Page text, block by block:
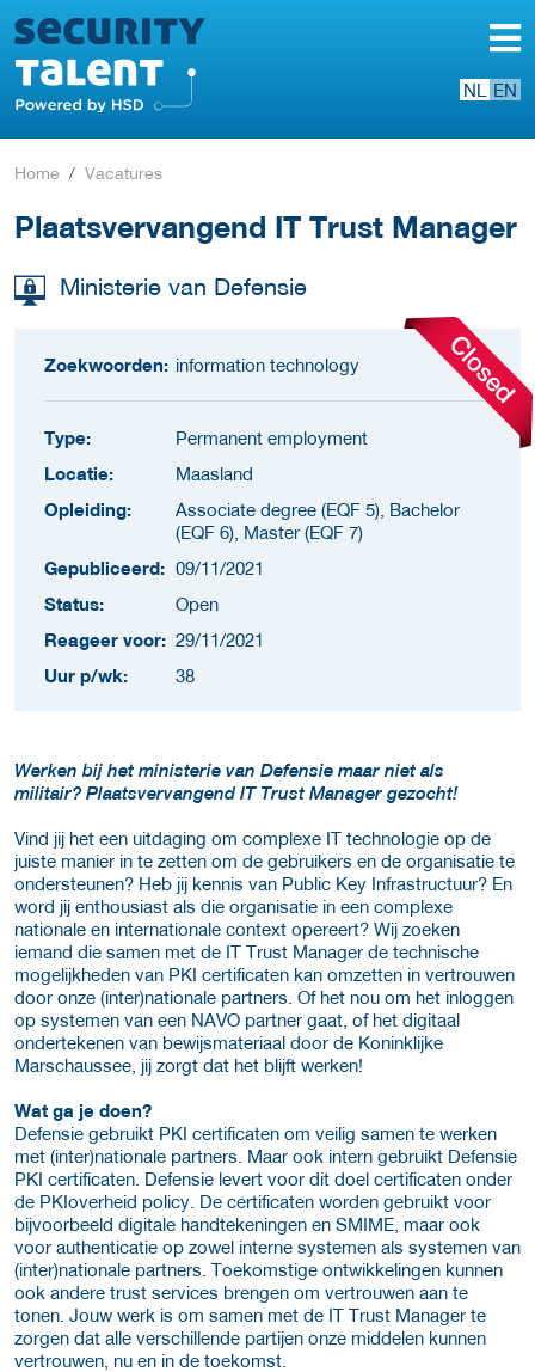
NL EN
Home Vacatures
Plaatsvervangend IT Trust Manager
Ministerie van Defensie
Zoekwoorden: information technology
Type:
Permanent employment
Locatie:
Maasland
Opleiding:
Associate degree (EQF 5), Bachelor
(EQF 6), Master (EQF 7)
Gepubliceerd: 09/11/2021
Status:
Open
Reageer voor: 29/11/2021
Uur p/wk:
38
Werken bij het ministerie van Defensie maar niet als
militair? Plaatsvervangend IT Trust Manager gezocht!
Vind jij het een uitdaging om complexe IT technologie op de
juiste manier in te zetten om de gebruikers en de organisatie te
ondersteunen? Heb jij kennis van Public Key Infrastructuur? En
word jij enthousiast als die organisatie in een complexe
nationale en internationale context opereert? Wij zoeken
iemand die samen met de IT Trust Manager de technische
mogelijkheden van PKI certificaten kan omzetten in vertrouwen
door onze (inter)nationale partners. Of het nou om het inloggen
op systemen van een NAVO partner gaat, of het digitaal
ondertekenen van bewijsmateriaal door de Koninklijke
Marschaussee, jij zorgt dat het blijft werken!
Wat ga je doen?
Defensie gebruikt PKI certificaten om veilig samen te werken
met (inter)nationale partners. Maar ook intern gebruikt Defensie
PKI certificaten. Defensie levert voor dit doel certificaten onder
de PKIoverheid policy. De certificaten worden gebruikt voor
bijvoorbeeld digitale handtekeningen en SMIME, maar ook
voor authenticatie op zowel interne systemen als systemen van
(inter)nationale partners. Toekomstige ontwikkelingen kunnen
ook andere trust services brengen om vertrouwen aan te
tonen. Jouw werk is om samen met de IT Trust Manager te
zorgen dat alle verschillende partijen onze middelen kunnen
vertrouwen, nu en in de toekomst.